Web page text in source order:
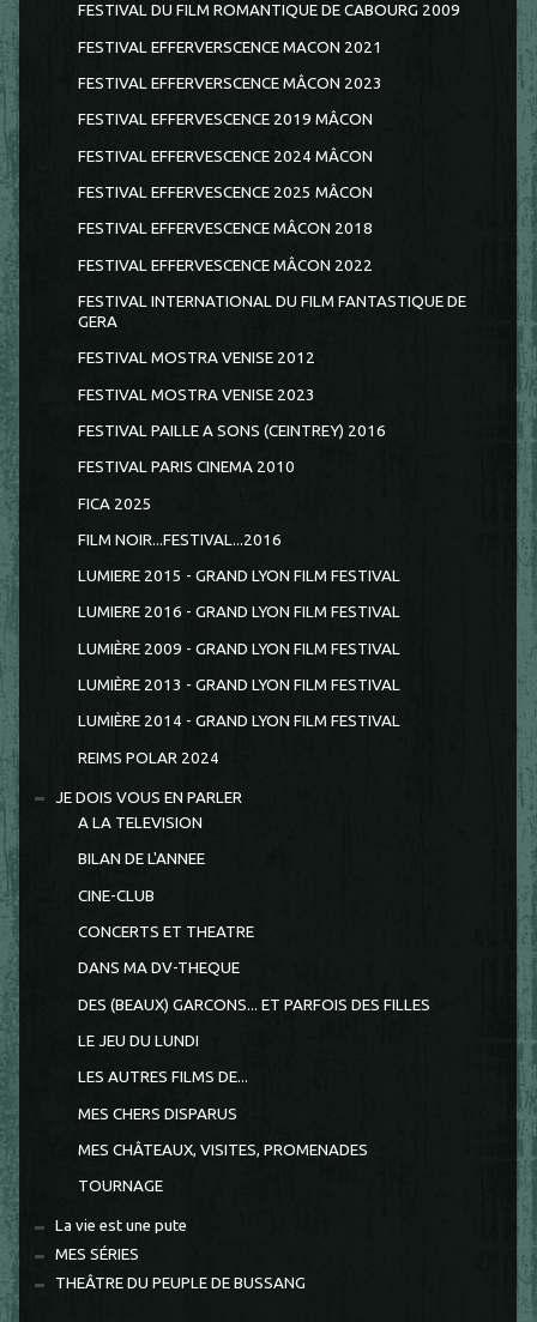
FESTIVAL DU FILM ROMANTIQUE DE CABOURG 2009
FESTIVAL EFFERVERSCENCE MACON 2021
FESTIVAL EFFERVERSCENCE MÂCON 2023
FESTIVAL EFFERVESCENCE 2019 MÂCON
FESTIVAL EFFERVESCENCE 2024 MÂCON
FESTIVAL EFFERVESCENCE 2025 MÂCON
FESTIVAL EFFERVESCENCE MÂCON 2018
FESTIVAL EFFERVESCENCE MÂCON 2022
FESTIVAL INTERNATIONAL DU FILM FANTASTIQUE DE
GERA
FESTIVAL MOSTRA VENISE 2012
FESTIVAL MOSTRA VENISE 2023
FESTIVAL PAILLE A SONS (CEINTREY) 2016
FESTIVAL PARIS CINEMA 2010
FICA 2025
FILM NOIR...FESTIVAL...2016
LUMIERE 2015 - GRAND LYON FILM FESTIVAL
LUMIERE 2016 - GRAND LYON FILM FESTIVAL
LUMIÈRE 2009 - GRAND LYON FILM FESTIVAL
LUMIÈRE 2013 - GRAND LYON FILM FESTIVAL
LUMIÈRE 2014 - GRAND LYON FILM FESTIVAL
REIMS POLAR 2024
JE DOIS VOUS EN PARLER
A LA TELEVISION
BILAN DE L'ANNEE
CINE-CLUB
CONCERTS ET THEATRE
DANS MA DV-THEQUE
DES (BEAUX) GARCONS... ET PARFOIS DES FILLES
LE JEU DU LUNDI
LES AUTRES FILMS DE...
MES CHERS DISPARUS
MES CHÂTEAUX, VISITES, PROMENADES
TOURNAGE
La vie est une pute
MES SÉRIES
THEÂTRE DU PEUPLE DE BUSSANG